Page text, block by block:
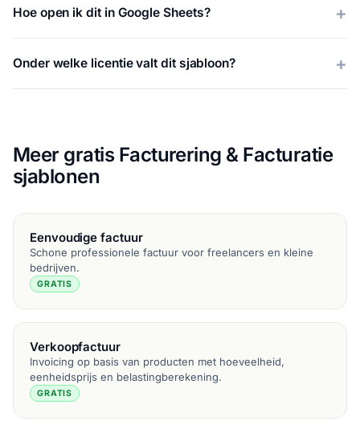
Hoe open ik dit in Google Sheets?
Onder welke licentie valt dit sjabloon?
Meer gratis Facturering & Facturatie
sjablonen
Eenvoudige factuur
Schone professionele factuur voor freelancers en kleine
bedrijven.
GRATIS
Verkoopfactuur
Invoicing op basis van producten met hoeveelheid,
eenheidsprijs en belastingberekening.
GRATIS